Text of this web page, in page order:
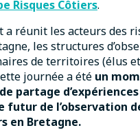
Risques Côtiers.
a réunit les acteurs des
les structures
de territoires (élus et
journée a été un
partage
futur de l’observation
en Bretagne.